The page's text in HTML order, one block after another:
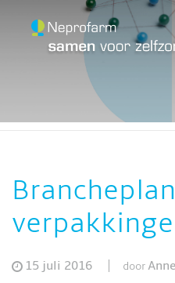
15 juli 2016 door